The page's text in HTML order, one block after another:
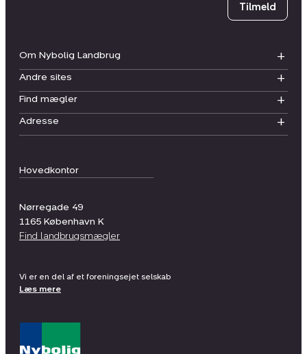
Hovedkontor
Nørregade 49
1165 København K
Find landbrugsmægler
Om Nybolig Landbrug
Andre sites
Find mægler
Adresse
Tilmeld
Vi er en del af et foreningsejet selskab
Læs mere